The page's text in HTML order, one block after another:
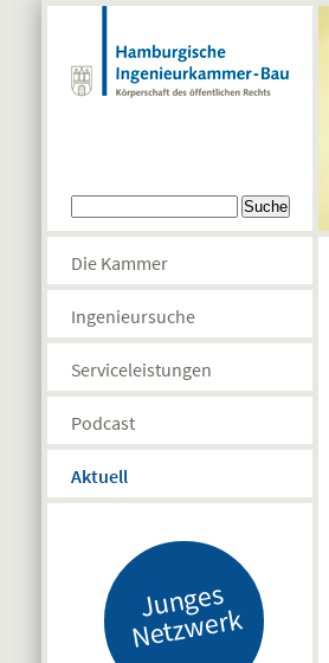
Direkt zum Inhalt
Suchformular
Die Kammer
Ingenieursuche
Serviceleistungen
Podcast
Aktuell
J
u
n
g
es
N
etz
w
er
k